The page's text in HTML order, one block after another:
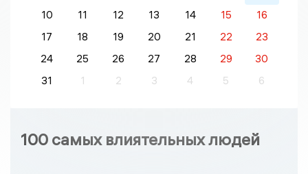
10
11 12 13 14 15
16
17
18 19 20 21 22
23
24
25 26 27 28 29
30
31
1 2 3 4 5 6
100 самых влиятельных людей